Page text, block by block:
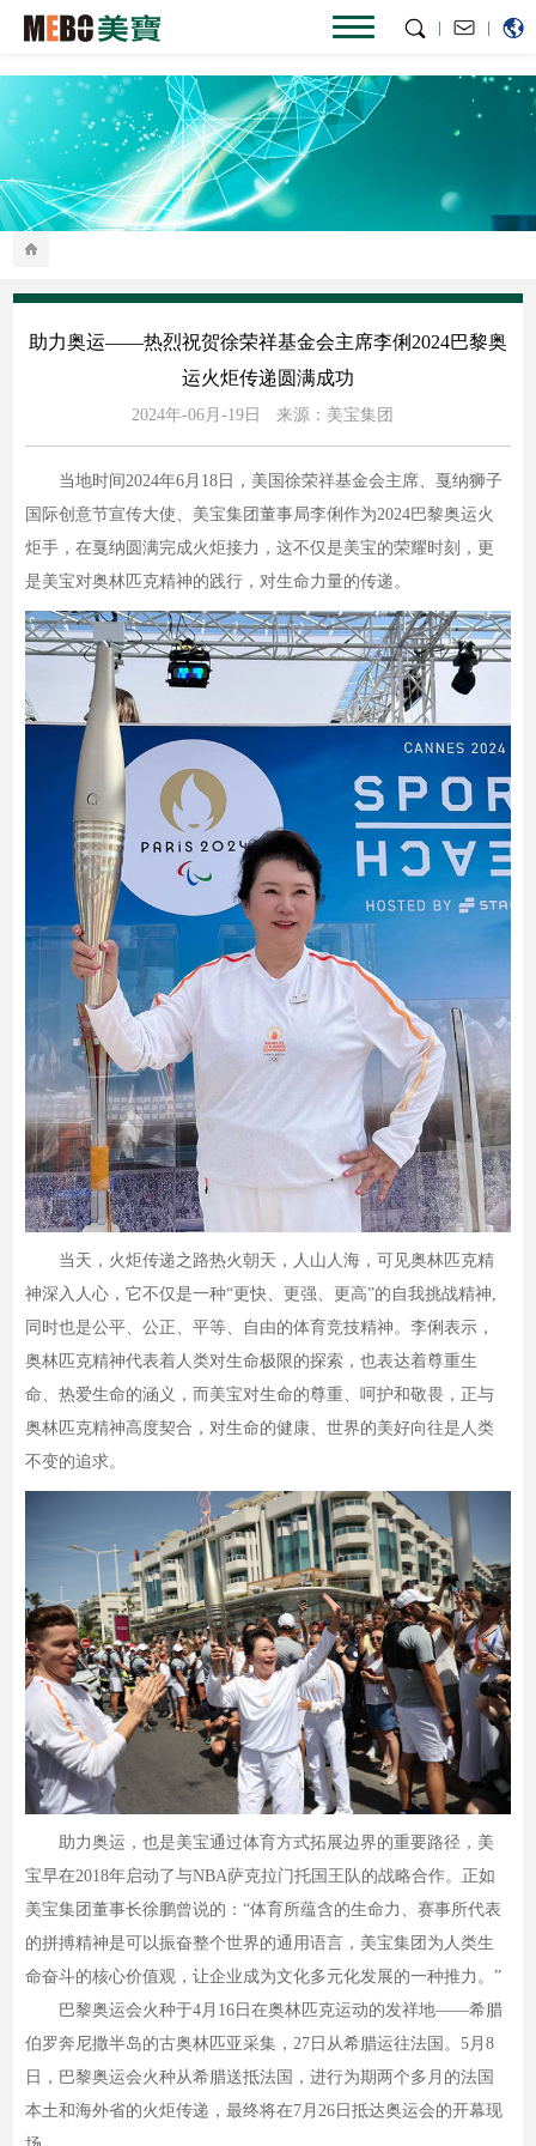
|
|
助力奥运——热烈祝贺徐荣祥基金会主席李俐2024巴黎奥
运火炬传递圆满成功
2024年-06月-19日 来源：美宝集团
当地时间2024年6月18日，美国徐荣祥基金会主席、戛纳狮子
国际创意节宣传大使、美宝集团董事局李俐作为2024巴黎奥运火
炬手，在戛纳圆满完成火炬接力，这不仅是美宝的荣耀时刻，更
是美宝对奥林匹克精神的践行，对生命力量的传递。
当天，火炬传递之路热火朝天，人山人海，可见奥林匹克精
神深入人心，它不仅是一种“更快、更强、更高”的自我挑战精神,
同时也是公平、公正、平等、自由的体育竞技精神。李俐表示，
奥林匹克精神代表着人类对生命极限的探索，也表达着尊重生
命、热爱生命的涵义，而美宝对生命的尊重、呵护和敬畏，正与
奥林匹克精神高度契合，对生命的健康、世界的美好向往是人类
不变的追求。
助力奥运，也是美宝通过体育方式拓展边界的重要路径，美
宝早在2018年启动了与NBA萨克拉门托国王队的战略合作。正如
美宝集团董事长徐鹏曾说的：“体育所蕴含的生命力、赛事所代表
的拼搏精神是可以振奋整个世界的通用语言，美宝集团为人类生
命奋斗的核心价值观，让企业成为文化多元化发展的一种推力。”
巴黎奥运会火种于4月16日在奥林匹克运动的发祥地——希腊
伯罗奔尼撒半岛的古奥林匹亚采集，27日从希腊运往法国。5月8
日，巴黎奥运会火种从希腊送抵法国，进行为期两个多月的法国
本土和海外省的火炬传递，最终将在7月26日抵达奥运会的开幕现